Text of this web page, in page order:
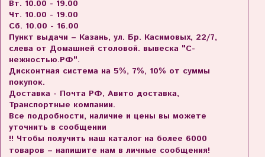
Вт. 10.00 - 19.00
Чт. 10.00 - 19.00
Сб. 10.00 - 16.00
Пункт выдачи – Казань, ул. Бр. Касимовых, 22/7,
слева от Домашней столовой. вывеска "С-
нежностью.РФ".
Дисконтная система на 5%, 7%, 10% от суммы
покупок.
Доставка - Почта РФ, Авито доставка,
Транспортные компании.
Все подробности, наличие и цены вы можете
уточнить в сообщении
!! Чтобы получить наш каталог на более 6000
товаров – напишите нам в личные сообщения!